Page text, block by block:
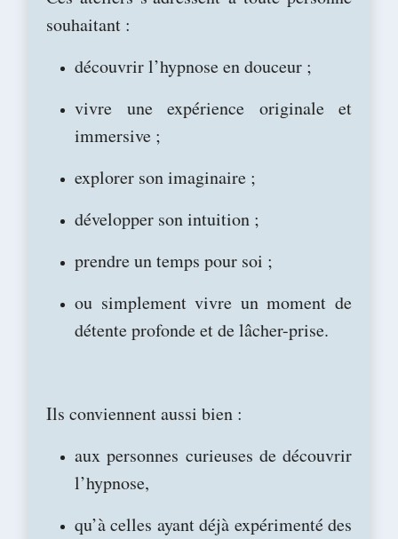
souhaitant :
découvrir l’hypnose en douceur ;
vivre une expérience originale et
immersive ;
explorer son imaginaire ;
développer son intuition ;
prendre un temps pour soi ;
ou simplement vivre un moment de
détente profonde et de lâcher-prise.
Ils conviennent aussi bien :
aux personnes curieuses de découvrir
l’hypnose,
qu’à celles ayant déjà expérimenté des